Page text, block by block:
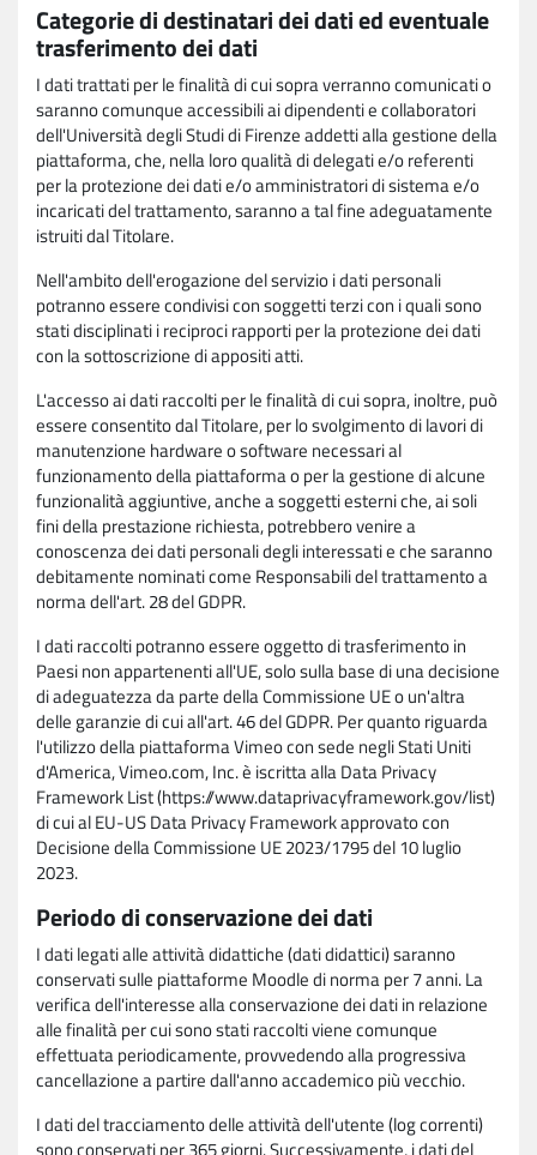
Categorie di destinatari dei dati ed eventuale
trasferimento dei dati
I dati trattati per le finalità di cui sopra verranno comunicati o
saranno comunque accessibili ai dipendenti e collaboratori
dell'Università degli Studi di Firenze addetti alla gestione della
piattaforma, che, nella loro qualità di delegati e/o referenti
per la protezione dei dati e/o amministratori di sistema e/o
incaricati del trattamento, saranno a tal fine adeguatamente
istruiti dal Titolare.
Nell'ambito dell'erogazione del servizio i dati personali
potranno essere condivisi con soggetti terzi con i quali sono
stati disciplinati i reciproci rapporti per la protezione dei dati
con la sottoscrizione di appositi atti.
L'accesso ai dati raccolti per le finalità di cui sopra, inoltre, può
essere consentito dal Titolare, per lo svolgimento di lavori di
manutenzione hardware o software necessari al
funzionamento della piattaforma o per la gestione di alcune
funzionalità aggiuntive, anche a soggetti esterni che, ai soli
fini della prestazione richiesta, potrebbero venire a
conoscenza dei dati personali degli interessati e che saranno
debitamente nominati come Responsabili del trattamento a
norma dell'art. 28 del GDPR.
I dati raccolti potranno essere oggetto di trasferimento in
Paesi non appartenenti all'UE, solo sulla base di una decisione
di adeguatezza da parte della Commissione UE o un'altra
delle garanzie di cui all'art. 46 del GDPR. Per quanto riguarda
l'utilizzo della piattaforma Vimeo con sede negli Stati Uniti
d'America, Vimeo.com, Inc. è iscritta alla Data Privacy
Framework List (https://www.dataprivacyframework.gov/list)
di cui al EU-US Data Privacy Framework approvato con
Decisione della Commissione UE 2023/1795 del 10 luglio
2023.
Periodo di conservazione dei dati
I dati legati alle attività didattiche (dati didattici) saranno
conservati sulle piattaforme Moodle di norma per 7 anni. La
verifica dell'interesse alla conservazione dei dati in relazione
alle finalità per cui sono stati raccolti viene comunque
effettuata periodicamente, provvedendo alla progressiva
cancellazione a partire dall'anno accademico più vecchio.
I dati del tracciamento delle attività dell'utente (log correnti)
sono conservati per 365 giorni. Successivamente, i dati del